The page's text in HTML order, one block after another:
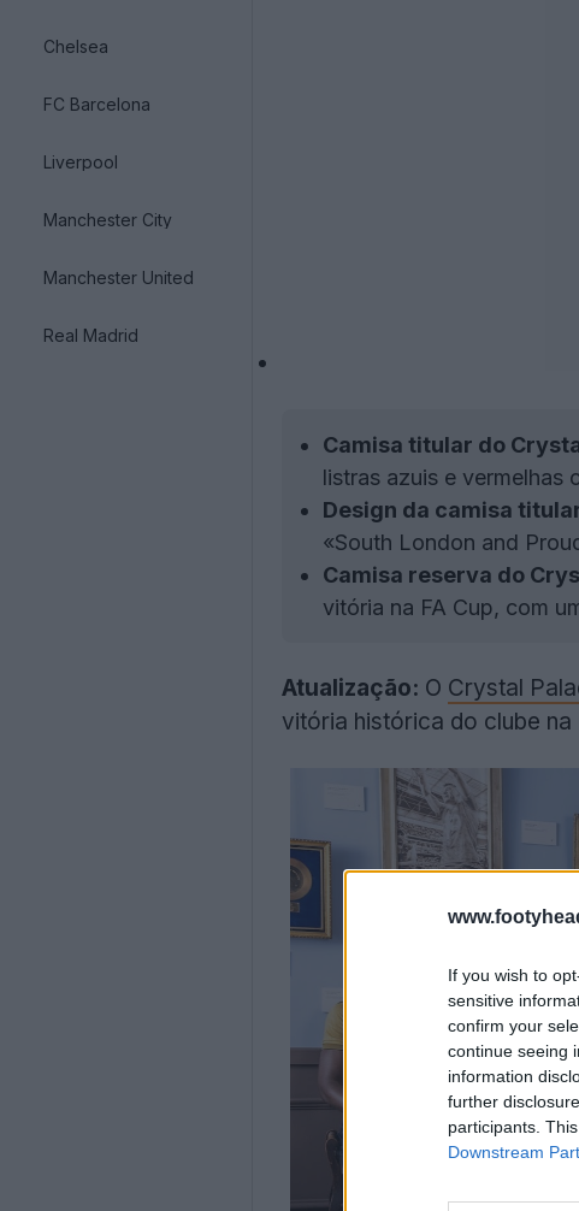
If you wish to
sensitive
confirm your
continue seeing
information
further
participants.
Downstream
Chelsea
FC Barcelona
Liverpool
Manchester City
Manchester United
Real Madrid
Camisa titular do
listras azuis e vermelhas
Design da camisa
«South London and
Camisa reserva do
vitória na FA Cup, com
Atualização: O Crystal
vitória histórica do clube